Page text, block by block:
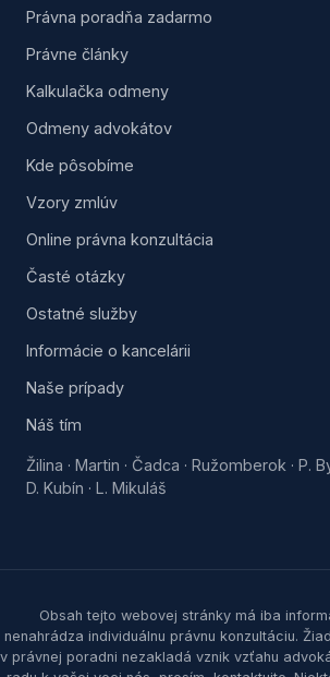
Právna poradňa zadarmo
Právne články
Kalkulačka odmeny
Odmeny advokátov
Kde pôsobíme
Vzory zmlúv
Online právna konzultácia
Časté otázky
Ostatné služby
Informácie o kancelárii
Naše prípady
Náš tím
Žilina · Martin · Čadca · Ružomberok · P.
D. Kubín · L. Mikuláš
Obsah tejto webovej stránky má iba
nenahrádza individuálnu právnu konzultáciu.
v právnej poradni nezakladá vznik vzťahu